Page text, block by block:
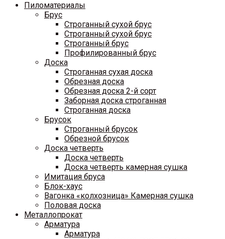
Пиломатериалы
Брус
Строганный сухой брус
Строганный сухой брус
Строганный брус
Профилированный брус
Доска
Строганная сухая доска
Обрезная доска
Обрезная доска 2-й сорт
Заборная доска строганная
Строганная доска
Брусок
Строганный брусок
Обрезной брусок
Доска четверть
Доска четверть
Доска четверть камерная сушка
Имитация бруса
Блок-хаус
Вагонка «колхозница» Камерная сушка
Половая доска
Металлопрокат
Арматура
Арматура